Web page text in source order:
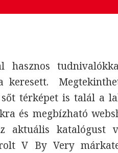
hasznos
keresett.
térképet is talál a
és megbízható
katalógust
V By Very